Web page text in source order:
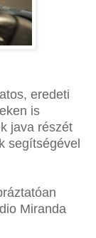
eredeti
is
java részét
segítségével
Miranda